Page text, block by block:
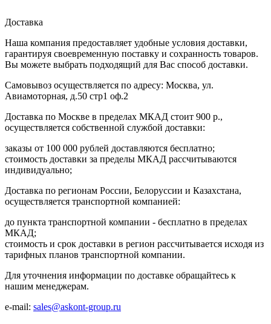
Доставка
Наша компания предоставляет удобные условия доставки,
гарантируя своевременную поставку и сохранность товаров.
Вы можете выбрать подходящий для Вас способ доставки.
Самовывоз осуществляется по адресу: Москва, ул.
Авиамоторная, д.50 стр1 оф.2
Доставка по Москве в пределах МКАД стоит 900 р.,
осуществляется собственной службой доставки:
заказы от 100 000 рублей доставляются бесплатно;
cтоимость доставки за пределы МКАД рассчитываются
индивидуально;
Доставка по регионам России, Белоруссии и Казахстана,
осуществляется транспортной компанией:
до пункта транспортной компании - бесплатно в пределах
МКАД;
стоимость и срок доставки в регион рассчитывается исходя из
тарифных планов транспортной компании.
Для уточнения информации по доставке обращайтесь к
нашим менеджерам.
e-mail: sales@askont-group.ru